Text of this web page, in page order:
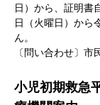
日）から、証明書
日（火曜日）から
ん。
〔問い合わせ〕市
小児初期救急